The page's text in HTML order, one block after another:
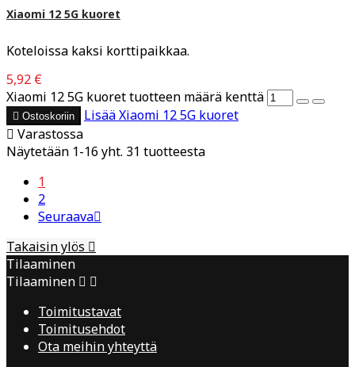
Xiaomi 12 5G kuoret
Koteloissa kaksi korttipaikkaa.
5,92 €
Xiaomi 12 5G kuoret tuotteen määrä kenttä
 Ostoskoriin LisääXiaomi 12 5G kuoret
 Varastossa
Näytetään 1-16 yht. 31 tuotteesta
1
2
Seuraava
Takaisin ylös 
Tilaaminen
Tilaaminen  
Toimitustavat
Toimitusehdot
Ota meihin yhteyttä